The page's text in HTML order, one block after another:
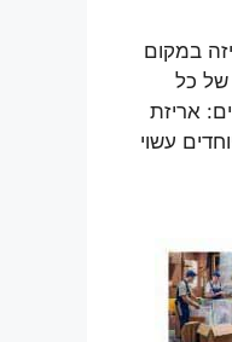
במקום
של כל
אריזת
עשוי